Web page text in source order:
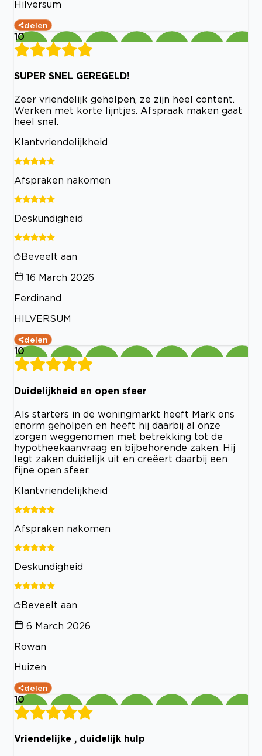
Hilversum
delen
10
SUPER SNEL GEREGELD!
Zeer vriendelijk geholpen, ze zijn heel content.
Werken met korte lijntjes. Afspraak maken gaat
heel snel.
Klantvriendelijkheid
Afspraken nakomen
Deskundigheid
Beveelt aan
16 March 2026
Ferdinand
HILVERSUM
delen
10
Duidelijkheid en open sfeer
Als starters in de woningmarkt heeft Mark ons
enorm geholpen en heeft hij daarbij al onze
zorgen weggenomen met betrekking tot de
hypotheekaanvraag en bijbehorende zaken. Hij
legt zaken duidelijk uit en creëert daarbij een
fijne open sfeer.
Klantvriendelijkheid
Afspraken nakomen
Deskundigheid
Beveelt aan
6 March 2026
Rowan
Huizen
delen
10
Vriendelijke , duidelijk hulp